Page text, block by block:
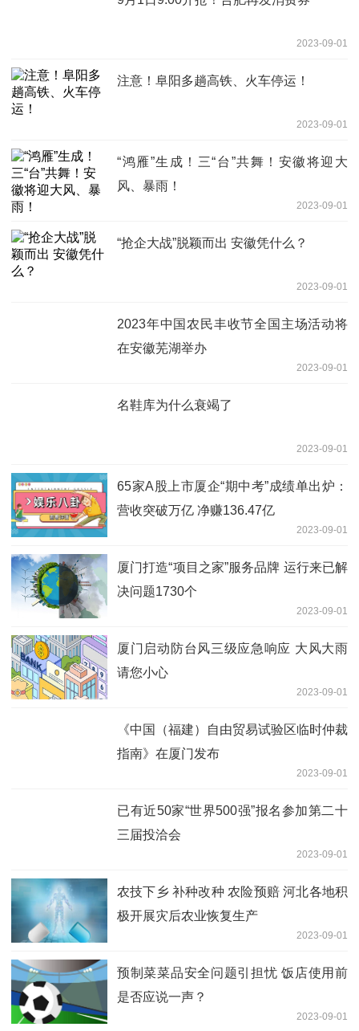
2023-09-01
注意！阜阳多趟高铁、火车停运！
2023-09-01
“鸿雁”生成！三“台”共舞！安徽将迎大
风、暴雨！
2023-09-01
“抢企大战”脱颖而出 安徽凭什么？
2023-09-01
2023年中国农民丰收节全国主场活动将
在安徽芜湖举办
2023-09-01
名鞋库为什么衰竭了
2023-09-01
65家A股上市厦企“期中考”成绩单出炉：
营收突破万亿 净赚136.47亿
2023-09-01
厦门打造“项目之家”服务品牌 运行来已解
决问题1730个
2023-09-01
厦门启动防台风三级应急响应 大风大雨
请您小心
2023-09-01
《中国（福建）自由贸易试验区临时仲裁
指南》在厦门发布
2023-09-01
已有近50家“世界500强”报名参加第二十
三届投洽会
2023-09-01
农技下乡 补种改种 农险预赔 河北各地积
极开展灾后农业恢复生产
2023-09-01
预制菜菜品安全问题引担忧 饭店使用前
是否应说一声？
2023-09-01